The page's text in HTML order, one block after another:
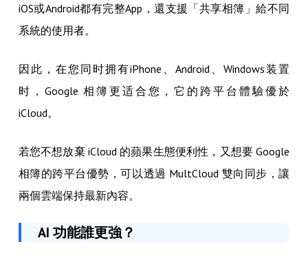
iOS或Android都有完整App，還支援「共享相簿」給不同
系統的使用者。
因此，在您同时拥有iPhone、Android、Windows装置
时，Google 相簿更适合您，它的跨平台體驗優於
iCloud。
若您不想放棄 iCloud 的蘋果生態便利性，又想要 Google
相簿的跨平台優勢，可以透過 MultCloud 雙向同步，讓
兩個雲端保持最新內容。
AI 功能誰更強？